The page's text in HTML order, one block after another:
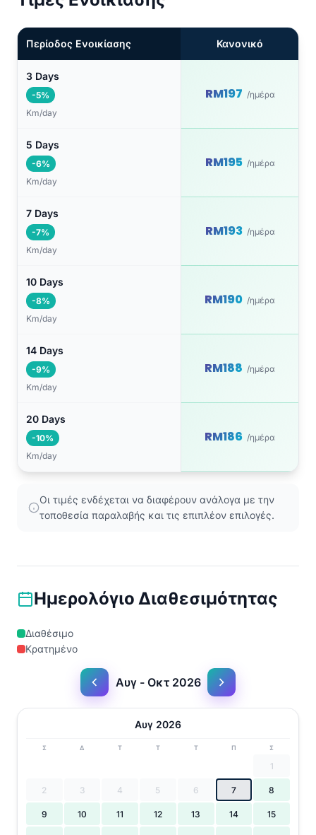
Περίοδος Ενοικίασης Κανονικό
3 Days
-5%
Km/day
RM197 /ημέρα
5 Days
-6%
Km/day
RM195 /ημέρα
7 Days
-7%
Km/day
RM193 /ημέρα
10 Days
-8%
Km/day
RM190 /ημέρα
14 Days
-9%
Km/day
RM188 /ημέρα
20 Days
-10%
Km/day
RM186 /ημέρα
Οι τιμές ενδέχεται να διαφέρουν ανάλογα με την
τοποθεσία παραλαβής και τις επιπλέον επιλογές.
Ημερολόγιο Διαθεσιμότητας
Διαθέσιμο
Κρατημένο
Αυγ - Οκτ 2026
Αυγ 2026
Σ Δ Τ Τ Τ Π Σ
1
2 3 4 5 6 7 8
9 10 11 12 13 14 15